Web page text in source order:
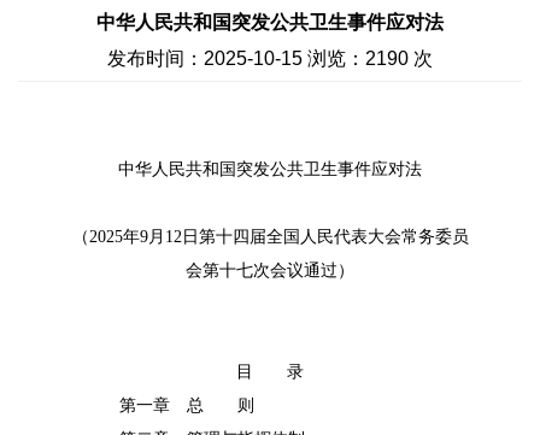
中华人民共和国突发公共卫生事件应对法
发布时间：2025-10-15 浏览：2190 次
中华人民共和国突发公共卫生事件应对法
（2025年9月 12日第十四届全国人民代表大会常务委员
会第十七次会议通过）
目 录
第一章 总 则